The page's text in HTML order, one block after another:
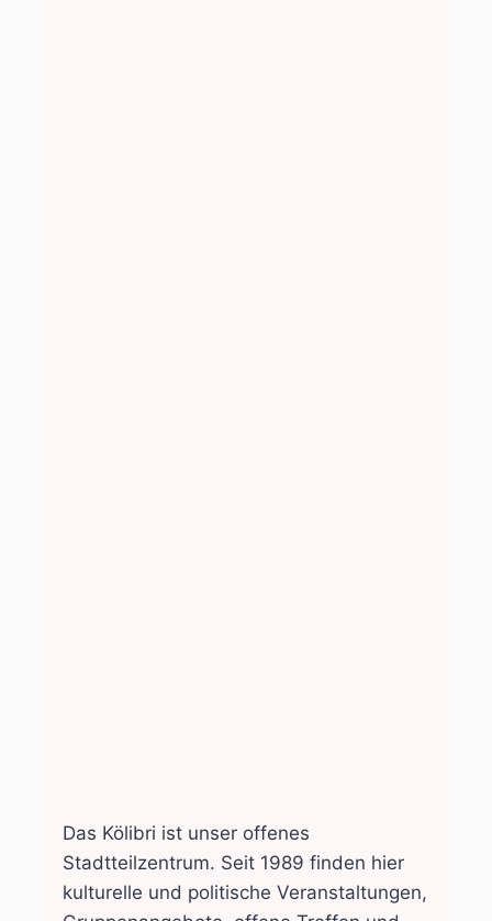
Das Kölibri ist unser offenes
Stadtteilzentrum. Seit 1989 finden hier
kulturelle und politische Veranstaltungen,